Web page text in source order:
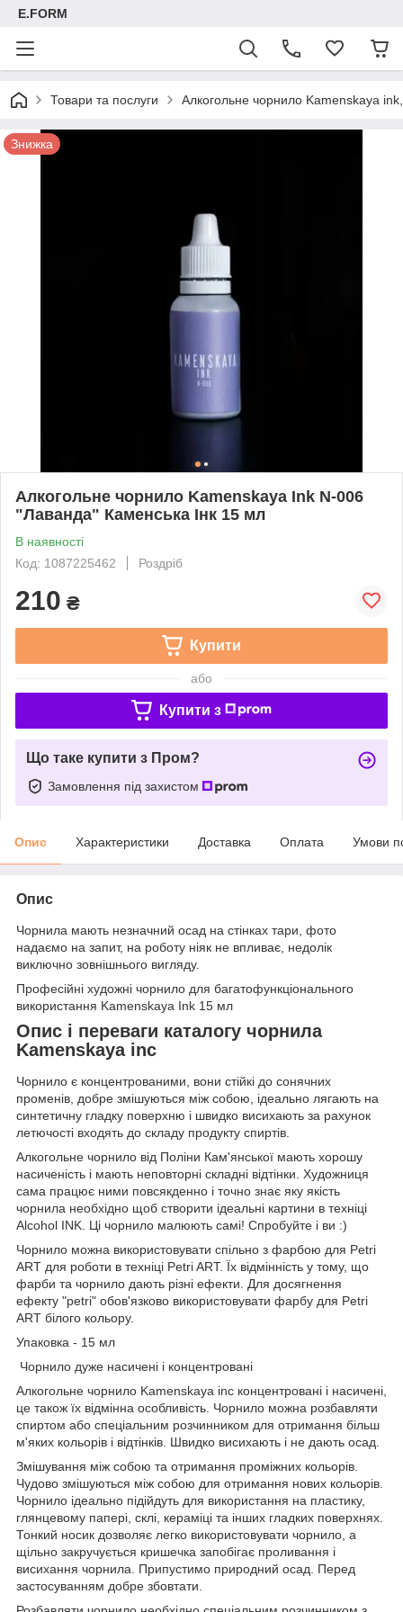
E.FORM
Товари та послуги Алкогольне чорнило Kamenskaya
Знижка
Алкогольне чорнило Kamenskaya Ink N-006
"Лаванда" Каменська Інк 15 мл
В наявності
Код: 1087225462
Роздріб
210 ₴
Купити
або
Купити з
Що таке купити з Пром?
Замовлення під захистом
Опис Характеристики Доставка Оплата Умови
Опис
Чорнила мають незначний осад на стінках тари, фото
надаємо на запит, на роботу ніяк не впливає, недолік
виключно зовнішнього вигляду.
Професійні художні чорнило для багатофункціонального
використання Kamenskaya Ink 15 мл
Опис і переваги каталогу чорнила
Kamenskaya inc
Чорнило є концентрованими, вони стійкі до сонячних
променів, добре змішуються між собою, ідеально лягають на
синтетичну гладку поверхню і швидко висихають за рахунок
летючості входять до складу продукту спиртів.
Алкогольне чорнило від Поліни Кам'янської мають хорошу
насиченість і мають неповторні складні відтінки. Художниця
сама працює ними повсякденно і точно знає яку якість
чорнила необхідно щоб створити ідеальні картини в техніці
Alcohol INK. Ці чорнило малюють самі! Спробуйте і ви :)
Чорнило можна використовувати спільно з фарбою для Petri
ART для роботи в техніці Petri ART. Їх відмінність у тому, що
фарби та чорнило дають різні ефекти. Для досягнення
ефекту "petri" обов'язково використовувати фарбу для Petri
ART білого кольору.
Упаковка - 15 мл
Чорнило дуже насичені і концентровані
Алкогольне чорнило Kamenskaya inc концентровані і насичені,
це також їх відмінна особливість. Чорнило можна розбавляти
спиртом або спеціальним розчинником для отримання більш
м'яких кольорів і відтінків. Швидко висихають і не дають осад.
Змішування між собою та отримання проміжних кольорів.
Чудово змішуються між собою для отримання нових кольорів.
Чорнило ідеально підійдуть для використання на пластику,
глянцевому папері, склі, кераміці та інших гладких поверхнях.
Тонкий носик дозволяє легко використовувати чорнило, а
щільно закручується кришечка запобігає проливання і
висихання чорнила. Припустимо природний осад. Перед
застосуванням добре збовтати.